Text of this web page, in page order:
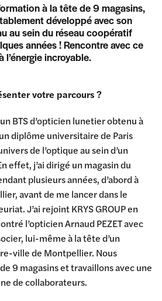
à la tête de 9 magasins,
développé avec son
au sein du réseau coopératif
années ! Rencontre avec ce
l’énergie incroyable.
votre parcours ?
BTS d’opticien lunetier obtenu à
diplôme universitaire de Paris
de l’optique au sein d’un
effet, j’ai dirigé un magasin du
plusieurs années, d’abord à
avant de me lancer dans le
J’ai rejoint KRYS GROUP en
l’opticien Arnaud PEZET avec
lui-même à la tête d’un
ville de Montpellier. Nous
9 magasins et travaillons avec une
de collaborateurs.